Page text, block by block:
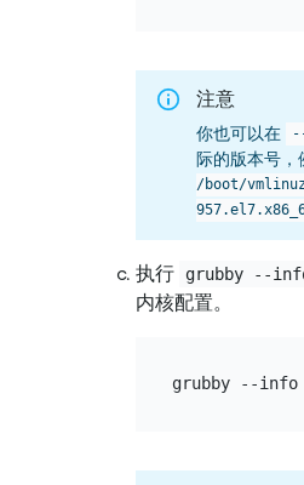
注意
你也可以在
际的版本号，
/boot/
执行 grubby --
内核配置。